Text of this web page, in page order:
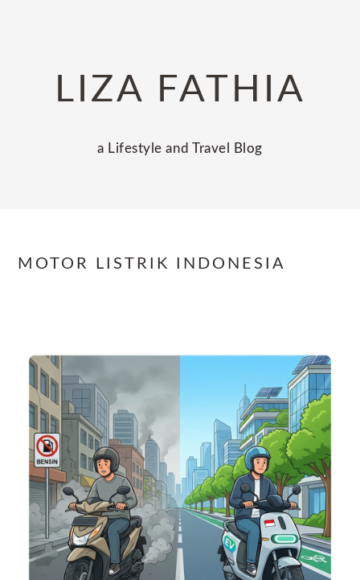
navigationLIZA FATHIA
a Lifestyle and Travel Blog
MOTOR LISTRIK INDONESIA